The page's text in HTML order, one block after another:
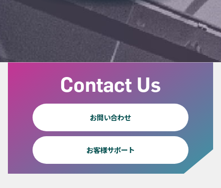
Contact Us
お問い合わせ
お客様サポート